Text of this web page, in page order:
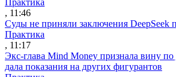
, 11:46
Суды не приняли заключения DeepSeek
Практика
, 11:17
Экс-глава Mind Money признала вину
дала показания на других фигурантов